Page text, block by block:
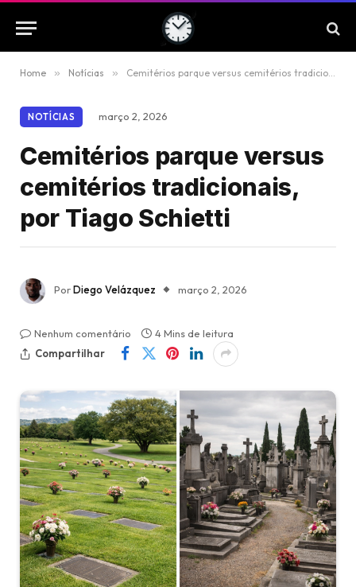
Home » Notícias » Cemitérios parque versus cemitérios tradicionais, por Tiago Schietti
NOTÍCIAS março 2, 2026
Cemitérios parque versus
cemitérios tradicionais,
por Tiago Schietti
PorDiego Velázquez março 2, 2026
Nenhum comentário
4 Mins de leitura
Compartilhar